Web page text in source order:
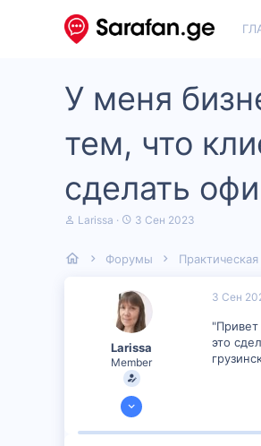
У меня
тем, что
сделать
А
о
Larissa
Д
а
а
ч
а
л
а
3 Сен 2023
Форумы
Larissa
Member
31 Авг 2023
3 Сен
это